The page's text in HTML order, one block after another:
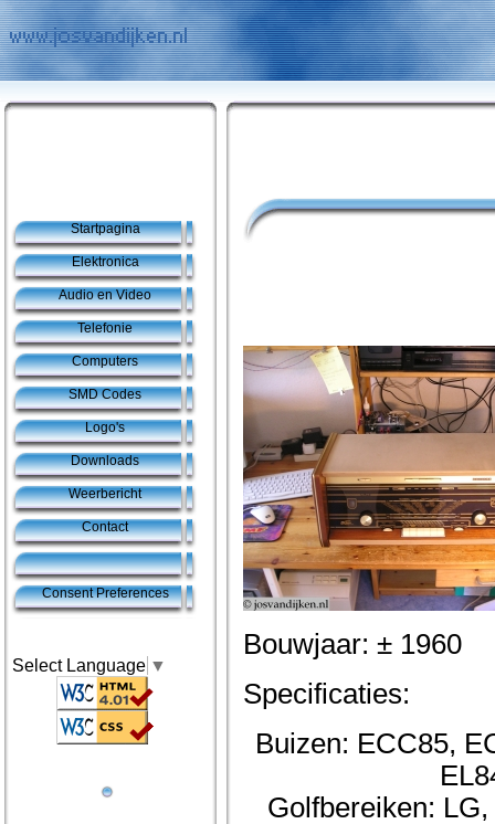
Startpagina
Elektronica
Audio en Video
Telefonie
Computers
SMD Codes
Logo's
Downloads
Weerbericht
Contact
Consent Preferences
Select Language ▼
Bouwjaar: ± 1960
Specificaties:
Buizen: ECC85,
Golfbereiken: